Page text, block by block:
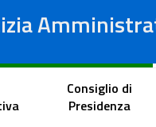
Amministrativi Regionali
del cittadinoConsiglio di
Presidenza